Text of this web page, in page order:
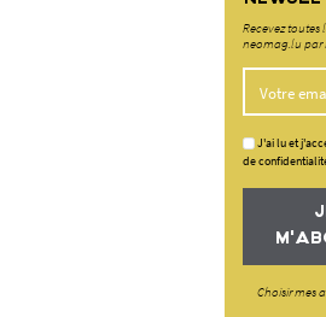
Recevez toutes
neomag.lu par
J'ai lu et
de
Choisir mes